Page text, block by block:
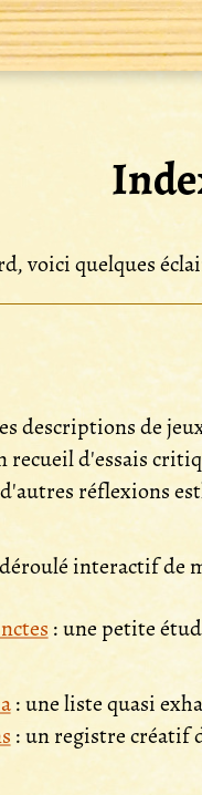
voici quelques
descriptions de
recueil d'essais
réflexions
interactif de
: une petite
: une liste quasi
: un registre créatif